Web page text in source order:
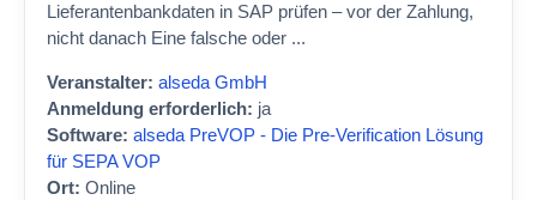
Lieferantenbankdaten in SAP prüfen – vor der Zahlung,
nicht danach Eine falsche oder ...
Veranstalter: alseda GmbH
Anmeldung erforderlich: ja
Software: alseda PreVOP - Die Pre-Verification Lösung
für SEPA VOP
Ort: Online